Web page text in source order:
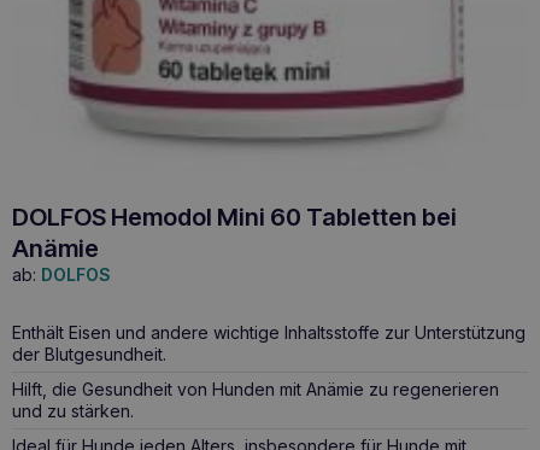
DOLFOS Hemodol Mini 60 Tabletten bei
Anämie
ab: DOLFOS
Enthält Eisen und andere wichtige Inhaltsstoffe zur Unterstützung
der Blutgesundheit.
Hilft, die Gesundheit von Hunden mit Anämie zu regenerieren
und zu stärken.